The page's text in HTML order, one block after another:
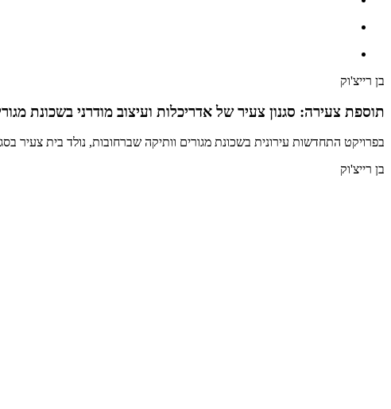
בן רייצ'וק
תוספת צעירה: סגנון צעיר של אדריכלות ועיצוב מודרני בשכונת
בפרויקט התחדשות עירונית בשכונת מגורים וותיקה שברחובות, נולד בית צעיר
בן רייצ'וק